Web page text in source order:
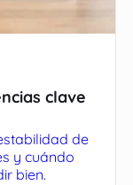
clave
de
y cuándo
bien.